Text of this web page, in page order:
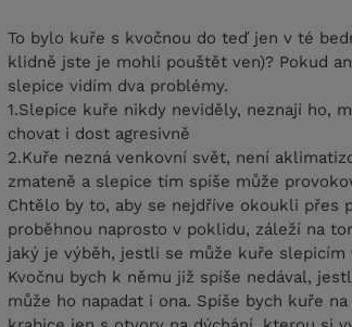
To bylo kuře s kvočnou do teď jen v té
klidně jste je mohli pouštět ven)? Pokud
slepice vidím dva problémy.
1.Slepice kuře nikdy neviděly, neznají ho,
chovat i dost agresivně
2.Kuře nezná venkovní svět, není
zmateně a slepice tím spíše může
Chtělo by to, aby se nejdříve okoukli přes
proběhnou naprosto v poklidu, záleží na
jaký je výběh, jestli se může kuře slepicím
Kvočnu bych k němu již spíše nedával,
může ho napadat i ona. Spíše bych kuře